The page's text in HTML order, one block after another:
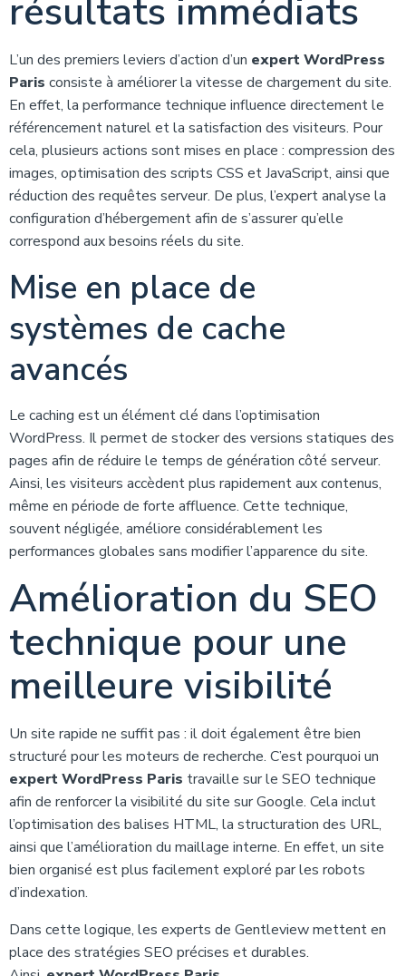
résultats immédiats
L’un des premiers leviers d’action d’un expert WordPress
Paris consiste à améliorer la vitesse de chargement du site.
En effet, la performance technique influence directement le
référencement naturel et la satisfaction des visiteurs. Pour
cela, plusieurs actions sont mises en place : compression des
images, optimisation des scripts CSS et JavaScript, ainsi que
réduction des requêtes serveur. De plus, l’expert analyse la
configuration d’hébergement afin de s’assurer qu’elle
correspond aux besoins réels du site.
Mise en place de
systèmes de cache
avancés
Le caching est un élément clé dans l’optimisation
WordPress. Il permet de stocker des versions statiques des
pages afin de réduire le temps de génération côté serveur.
Ainsi, les visiteurs accèdent plus rapidement aux contenus,
même en période de forte affluence. Cette technique,
souvent négligée, améliore considérablement les
performances globales sans modifier l’apparence du site.
Amélioration du SEO
technique pour une
meilleure visibilité
Un site rapide ne suffit pas : il doit également être bien
structuré pour les moteurs de recherche. C’est pourquoi un
expert WordPress Paris travaille sur le SEO technique
afin de renforcer la visibilité du site sur Google. Cela inclut
l’optimisation des balises HTML, la structuration des URL,
ainsi que l’amélioration du maillage interne. En effet, un site
bien organisé est plus facilement exploré par les robots
d’indexation.
Dans cette logique, les experts de Gentleview mettent en
place des stratégies SEO précises et durables.